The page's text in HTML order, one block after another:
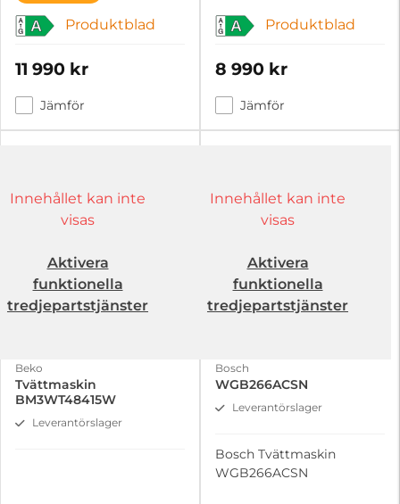
A Produktblad
11 990 kr
Jämför
A Produktblad
8 990 kr
Jämför
Innehållet kan inte
visas
Aktivera
funktionella
tredjepartstjänster
Beko
Tvättmaskin
BM3WT48415W
Leverantörslager
Innehållet kan inte
visas
Aktivera
funktionella
tredjepartstjänster
Bosch
WGB266ACSN
Leverantörslager
Bosch Tvättmaskin
WGB266ACSN